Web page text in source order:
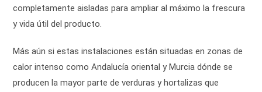
completamente aisladas para ampliar al máximo la frescura
y vida útil del producto.
Más aún si estas instalaciones están situadas en zonas de
calor intenso como Andalucía oriental y Murcia dónde se
producen la mayor parte de verduras y hortalizas que